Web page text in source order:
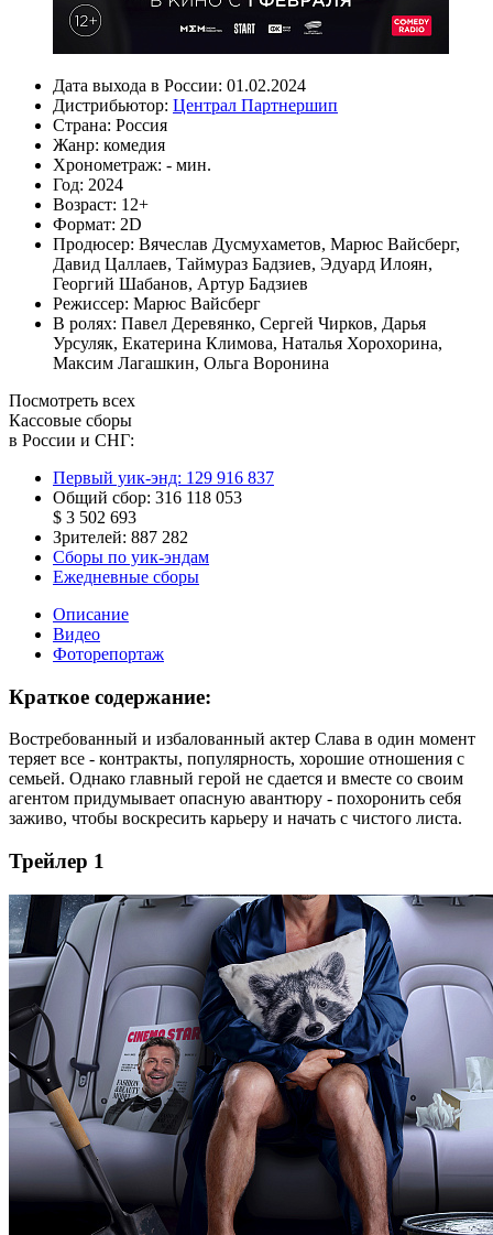
Дата выхода в России: 01.02.2024
Дистрибьютор: Централ Партнершип
Страна: Россия
Жанр: комедия
Хронометраж: - мин.
Год: 2024
Возраст: 12+
Формат: 2D
Продюсер: Вячеслав Дусмухаметов, Марюс Вайсберг,
Давид Цаллаев, Таймураз Бадзиев, Эдуард Илоян,
Георгий Шабанов, Артур Бадзиев
Режиссер: Марюс Вайсберг
В ролях: Павел Деревянко, Сергей Чирков, Дарья
Урсуляк, Екатерина Климова, Наталья Хорохорина,
Максим Лагашкин, Ольга Воронина
Посмотреть всех
Кассовые сборы
в России и СНГ:
Первый уик-энд: 129 916 837
Общий сбор: 316 118 053
$ 3 502 693
Зрителей: 887 282
Сборы по уик-эндам
Ежедневные сборы
Описание
Видео
Фоторепортаж
Краткое содержание:
Востребованный и избалованный актер Слава в один момент
теряет все - контракты, популярность, хорошие отношения с
семьей. Однако главный герой не сдается и вместе со своим
агентом придумывает опасную авантюру - похоронить себя
заживо, чтобы воскресить карьеру и начать с чистого листа.
Трейлер 1